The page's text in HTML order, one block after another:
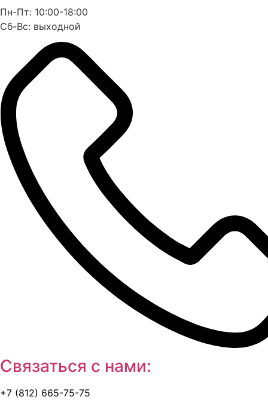
Пн-Пт: 10:00-18:00
Сб-Вс: выходной
Связаться с нами:
+7 (812) 665-75-75